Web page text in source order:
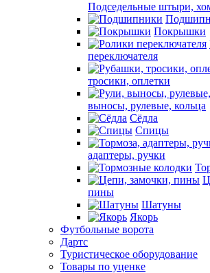
Подседельные штыри,
Покрышки
переключателя
тросики, оплетки
выносы, рулевые, кольца
Сёдла
Спицы
адаптеры, ручки
пины
Шатуны
Якорь
Футбольные ворота
Дартс
Туристическое оборудование
Товары по уценке